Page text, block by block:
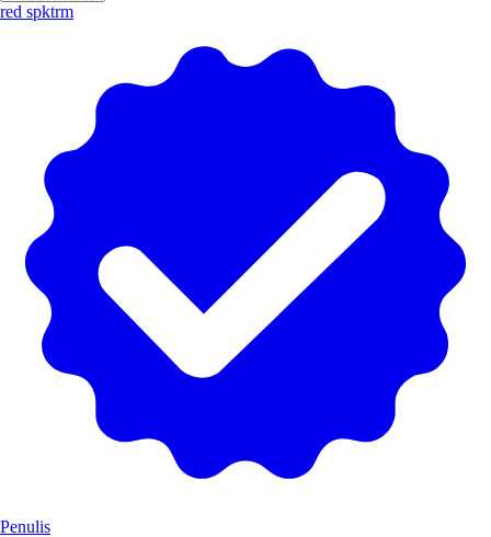
red spktrm
Penulis